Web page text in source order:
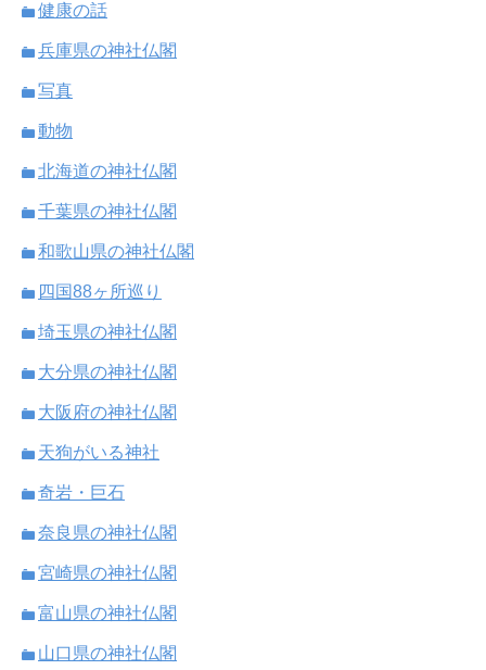
健康の話
兵庫県の神社仏閣
写真
動物
北海道の神社仏閣
千葉県の神社仏閣
和歌山県の神社仏閣
四国88ヶ所巡り
埼玉県の神社仏閣
大分県の神社仏閣
大阪府の神社仏閣
天狗がいる神社
奇岩・巨石
奈良県の神社仏閣
宮崎県の神社仏閣
富山県の神社仏閣
山口県の神社仏閣